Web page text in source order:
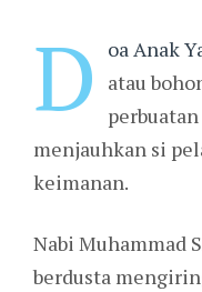
D oa Anak
atau
menjauhkan si
keimanan.
Nabi Muhammad
berdusta